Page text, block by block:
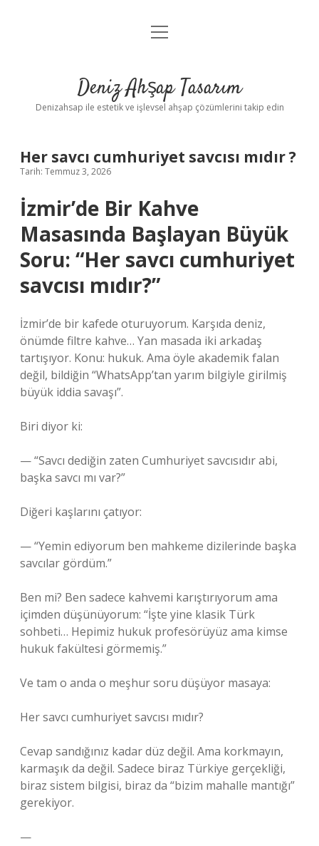
Anasayfa
Yasal Uyarı
menüyü
Deniz Ahşap Tasarım
Denizahsap ile estetik ve işlevsel ahşap çözümlerini takip edin
Her savcı cumhuriyet savcısı mıdır ?
Tarih: Temmuz 3, 2026
İzmir’de Bir Kahve
Masasında Başlayan Büyük
Soru: “Her savcı cumhuriyet
savcısı mıdır?”
İzmir’de bir kafede oturuyorum. Karşıda deniz,
önümde filtre kahve… Yan masada iki arkadaş
tartışıyor. Konu: hukuk. Ama öyle akademik falan
değil, bildiğin “WhatsApp’tan yarım bilgiyle girilmiş
büyük iddia savaşı”.
Biri diyor ki:
— “Savcı dediğin zaten Cumhuriyet savcısıdır abi,
başka savcı mı var?”
Diğeri kaşlarını çatıyor:
— “Yemin ediyorum ben mahkeme dizilerinde başka
savcılar gördüm.”
Ben mi? Ben sadece kahvemi karıştırıyorum ama
içimden düşünüyorum: “İşte yine klasik Türk
sohbeti… Hepimiz hukuk profesörüyüz ama kimse
hukuk fakültesi görmemiş.”
Ve tam o anda o meşhur soru düşüyor masaya:
Her savcı cumhuriyet savcısı mıdır?
Cevap sandığınız kadar düz değil. Ama korkmayın,
karmaşık da değil. Sadece biraz Türkiye gerçekliği,
biraz sistem bilgisi, biraz da “bizim mahalle mantığı”
gerekiyor.
—